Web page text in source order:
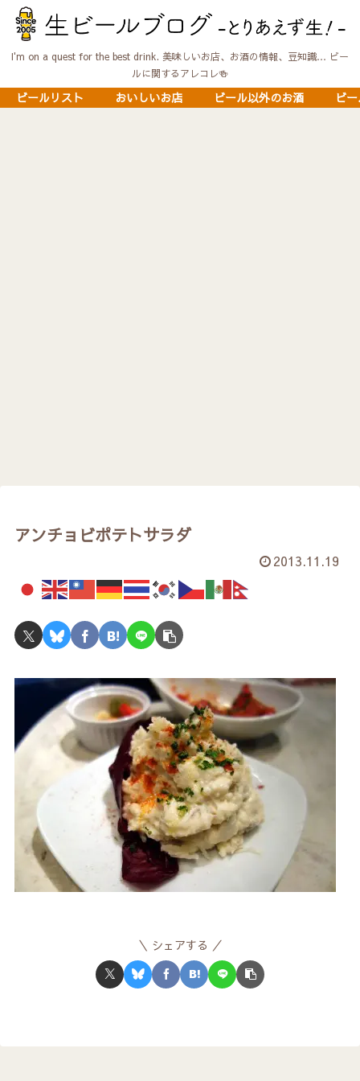
I'm on a quest for the best drink. 美味しいお店、お酒の情報、豆知識… ビー
ルに関するアレコレ🍻
ビールリスト おいしいお店 ビール以外のお酒 ビ
アンチョビポテトサラダ
2013.11.19
シェアする